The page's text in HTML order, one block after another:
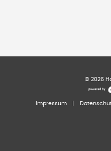
© 2026
Impressum